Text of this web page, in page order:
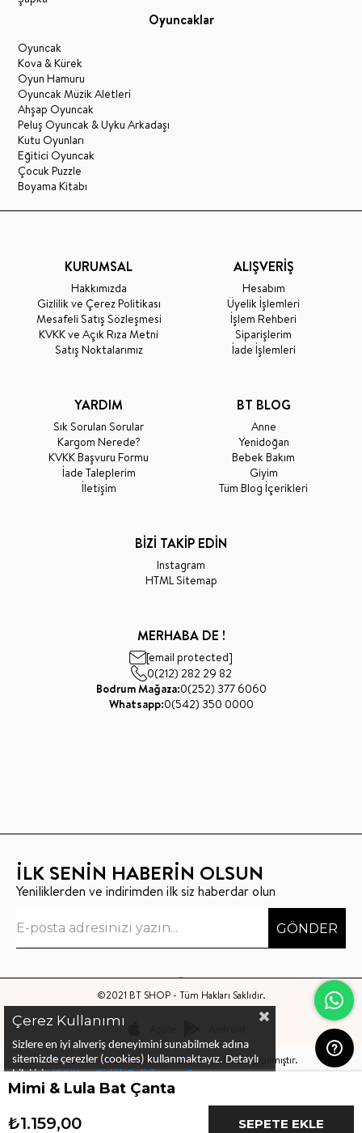
Oyuncaklar
Oyuncak
Kova & Kürek
Oyun Hamuru
Oyuncak Müzik Aletleri
Ahşap Oyuncak
Peluş Oyuncak & Uyku Arkadaşı
Kutu Oyunları
Eğitici Oyuncak
Çocuk Puzzle
Boyama Kitabı
KURUMSAL
Hakkımızda
Gizlilik ve Çerez Politikası
Mesafeli Satış Sözleşmesi
KVKK ve Açık Rıza Metni
Satış Noktalarımız
ALIŞVERİŞ
Hesabım
Üyelik İşlemleri
İşlem Rehberi
Siparişlerim
İade İşlemleri
YARDIM
Sık Sorulan Sorular
Kargom Nerede?
KVKK Başvuru Formu
İade Taleplerim
İletişim
BT BLOG
Anne
Yenidoğan
Bebek Bakım
Giyim
Tüm Blog İçerikleri
BİZİ TAKİP EDİN
Instagram
HTML Sitemap
MERHABA DE !
[email protected]
0(212) 282 29 82
Bodrum Mağaza:0(252) 377 6060
Whatsapp:0(542) 350 0000
İLK SENİN HABERİN OLSUN
Yeniliklerden ve indirimden ilk siz haberdar olun
GÖNDER
©2021 BT SHOP - Tüm Hakları Saklıdır.
Bu sitenin kurulumuKeyo Digitaltarafından yapılmıştır.
Çerez Kullanımı
Sizlere en iyi alıveriş deneyimini sunabilmek adına
sitemizde çerezler (cookies) kullanmaktayız. Detaylı
bilgi için KVKK ve Gizlilik Politikası veÇerez
Politika ları nı inceleyebilirsiniz
Mimi & Lula Bat Çanta
₺1.159,00